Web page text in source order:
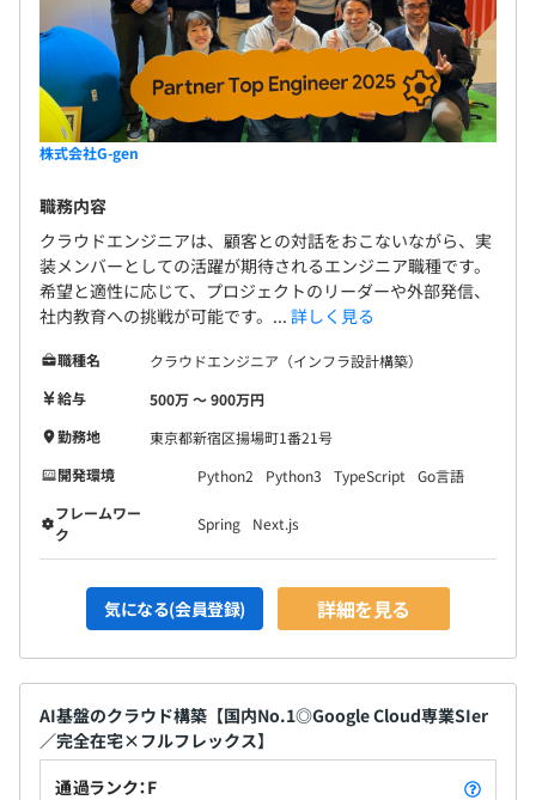
株式会社G-gen
職務内容
クラウドエンジニアは、顧客との対話をおこないながら、実
装メンバーとしての活躍が期待されるエンジニア職種です。
希望と適性に応じて、プロジェクトのリーダーや外部発信、
社内教育への挑戦が可能です。... 詳しく見る
職種名
クラウドエンジニア（インフラ設計構築）
給与
500万 〜 900万円
勤務地
東京都新宿区揚場町1番21号
開発環境
Python2 Python3 TypeScript
Go言語
フレームワー
ク
Spring Next.js
気になる(会員登録) 詳細を見る
AI基盤のクラウド構築【国内No.1◎Google Cloud専業SIer
／完全在宅×フルフレックス】
通過ランク：F